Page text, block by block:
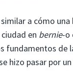
a cómo
en bernie-o
fundamentos de
hizo pasar por